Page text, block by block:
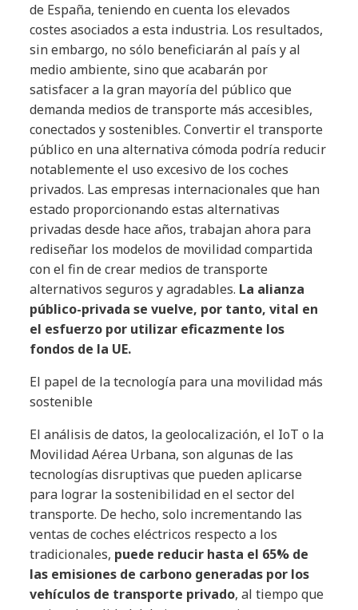
de España, teniendo en cuenta los elevados
costes asociados a esta industria. Los resultados,
sin embargo, no sólo beneficiarán al país y al
medio ambiente, sino que acabarán por
satisfacer a la gran mayoría del público que
demanda medios de transporte más accesibles,
conectados y sostenibles. Convertir el transporte
público en una alternativa cómoda podría reducir
notablemente el uso excesivo de los coches
privados. Las empresas internacionales que han
estado proporcionando estas alternativas
privadas desde hace años, trabajan ahora para
rediseñar los modelos de movilidad compartida
con el fin de crear medios de transporte
alternativos seguros y agradables. La alianza
público-privada se vuelve, por tanto, vital en
el esfuerzo por utilizar eficazmente los
fondos de la UE.
El papel de la tecnología para una movilidad más
sostenible
El análisis de datos, la geolocalización, el IoT o la
Movilidad Aérea Urbana, son algunas de las
tecnologías disruptivas que pueden aplicarse
para lograr la sostenibilidad en el sector del
transporte. De hecho, solo incrementando las
ventas de coches eléctricos respecto a los
tradicionales, puede reducir hasta el 65% de
las emisiones de carbono generadas por los
vehículos de transporte privado, al tiempo que